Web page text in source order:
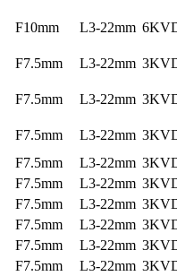
F10mm L3-22mm
F7.5mm L3-22mm
F7.5mm L3-22mm
F7.5mm L3-22mm
F7.5mm L3-22mm
F7.5mm L3-22mm
F7.5mm L3-22mm
F7.5mm L3-22mm
F7.5mm L3-22mm
F7.5mm L3-22mm